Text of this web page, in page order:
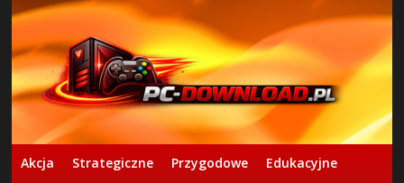
Akcja Strategiczne Przygodowe Edukacyjne